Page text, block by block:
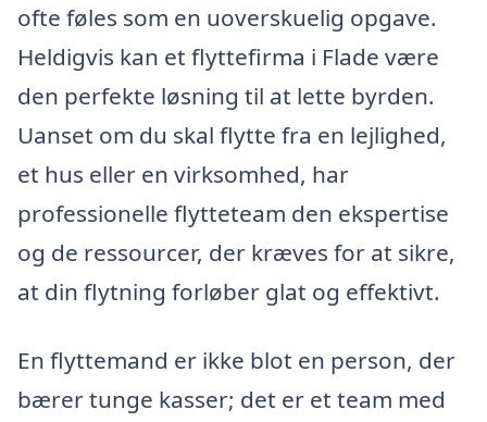
ofte føles som en uoverskuelig opgave.
Heldigvis kan et flyttefirma i Flade være
den perfekte løsning til at lette byrden.
Uanset om du skal flytte fra en lejlighed,
et hus eller en virksomhed, har
professionelle flytteteam den ekspertise
og de ressourcer, der kræves for at sikre,
at din flytning forløber glat og effektivt.
En flyttemand er ikke blot en person, der
bærer tunge kasser; det er et team med